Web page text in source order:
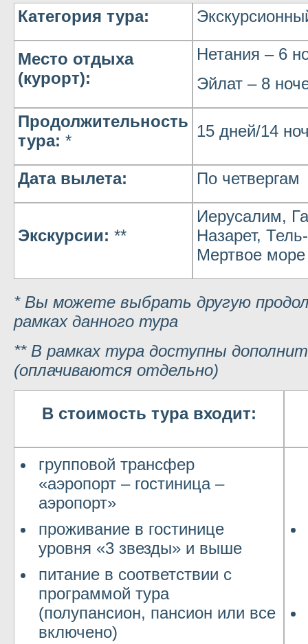
Категория тура:
Место отдыха
(курорт):
Нетания – 6
Эйлат – 8
Продолжительность
тура: *
15 дней/14
Дата вылета: По четвергам
Экскурсии: **
Иерусалим,
Назарет,
Мертвое море
* Вы можете выбрать другую
рамках данного тура
** В рамках тура доступны
(оплачиваются отдельно)
В стоимость тура входит:
групповой трансфер
«аэропорт – гостиница –
аэропорт»
проживание в гостинице
уровня «3 звезды» и выше
питание в соответствии с
программой тура
(полупансион, пансион или все
включено)